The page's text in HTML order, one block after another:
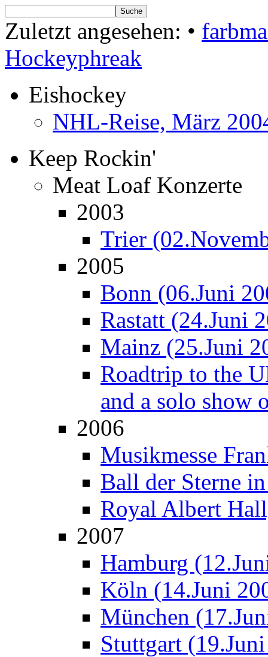
Zuletzt angesehen: •
Hockeyphreak
Eishockey
NHL-Reise, März
Keep Rockin'
Meat Loaf Konzerte
2003
Trier
2005
Bonn (06.Juni
Rastatt (24.Juni
Mainz (25.Juni
Roadtrip to the
and a solo show
2006
Musikmesse
Ball der Sterne
Royal Albert
2007
Hamburg
Köln (14.Juni
München
Stuttgart